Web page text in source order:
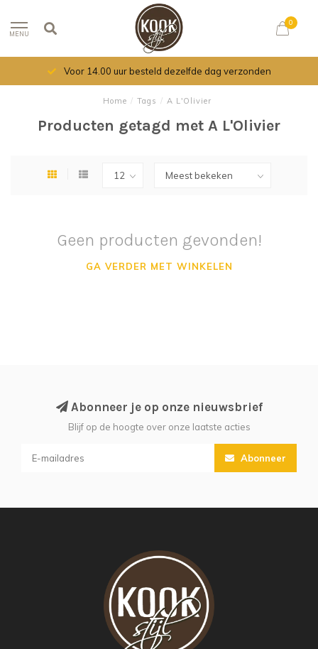
MENU
0
Voor 14.00 uur besteld dezelfde dag verzonden
Home / Tags / A L'Olivier
Producten getagd met A L'Olivier
Geen producten gevonden!
GA VERDER MET WINKELEN
Abonneer je op onze nieuwsbrief
Blijf op de hoogte over onze laatste acties
Abonneer